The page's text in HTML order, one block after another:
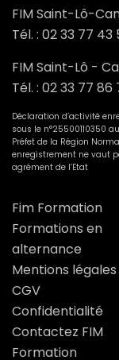
FIM Saint-Lô-
Tél. : 02 33 77 43
FIM Saint-Lô -
Tél. : 02 33 77 86
Déclaration d’activité
sous le n°25500110350
Préfet de la Région
enregistrement ne vaut
agrément de l’Etat
Fim Formation
Formations en
alternance
Mentions légales
CGV
Confidentialité
Contactez FIM
Formation